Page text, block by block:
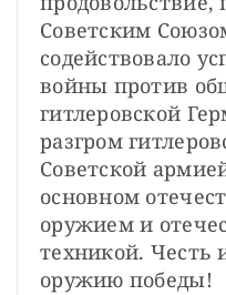
Советским
содействовало
войны против
гитлеровской
разгром
Советской
основном
оружием и
техникой. Честь
оружию победы!